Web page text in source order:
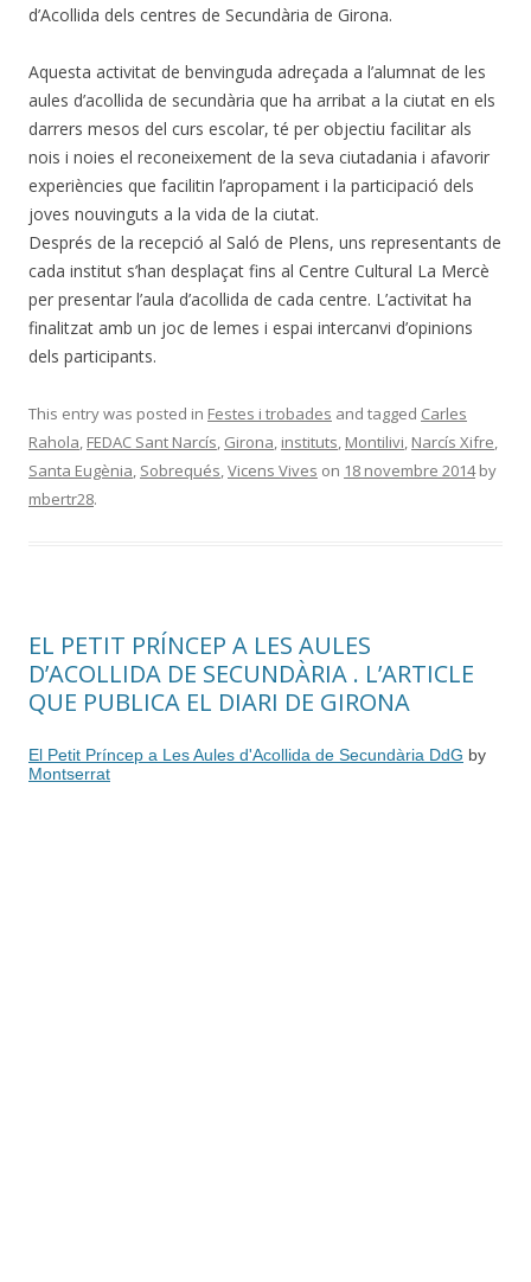
d’Acollida dels centres de Secundària de Girona.
Aquesta activitat de benvinguda adreçada a l’alumnat de les
aules d’acollida de secundària que ha arribat a la ciutat en els
darrers mesos del curs escolar, té per objectiu facilitar als
nois i noies el reconeixement de la seva ciutadania i afavorir
experiències que facilitin l’apropament i la participació dels
joves nouvinguts a la vida de la ciutat.
Després de la recepció al Saló de Plens, uns representants de
cada institut s’han desplaçat fins al Centre Cultural La Mercè
per presentar l’aula d’acollida de cada centre. L’activitat ha
finalitzat amb un joc de lemes i espai intercanvi d’opinions
dels participants.
This entry was posted in Festes i trobades and tagged Carles
Rahola, FEDAC Sant Narcís, Girona, instituts, Montilivi, Narcís Xifre,
Santa Eugènia, Sobrequés,Vicens Vives on 18 novembre 2014by
mbertr28.
EL PETIT PRÍNCEP A LES AULES
D’ACOLLIDA DE SECUNDÀRIA . L’ARTICLE
QUE PUBLICA EL DIARI DE GIRONA
El Petit Príncep a Les Aules d'Acollida de Secundària DdG by
Montserrat